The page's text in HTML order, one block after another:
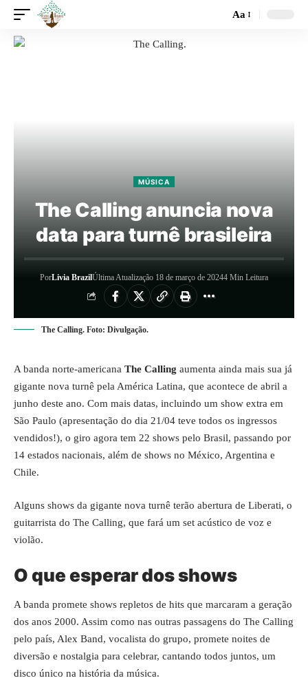
Aa
MÚSICA
The Calling anuncia nova
data para turnê brasileira
PorLivia BrazilÚltima Atualização 18 de março de 20244 Min Leitura
The Calling. Foto: Divulgação.
A banda norte-americana The Calling aumenta ainda mais sua já
gigante nova turnê pela América Latina, que acontece de abril a
junho deste ano. Com mais datas, incluindo um show extra em
São Paulo (apresentação do dia 21/04 teve todos os ingressos
vendidos!), o giro agora tem 22 shows pelo Brasil, passando por
14 estados nacionais, além de shows no México, Argentina e
Chile.
Alguns shows da gigante nova turnê terão abertura de Liberati, o
guitarrista do The Calling, que fará um set acústico de voz e
violão.
O que esperar dos shows
A banda promete shows repletos de hits que marcaram a geração
dos anos 2000. Assim como nas outras passagens do The Calling
pelo país, Alex Band, vocalista do grupo, promete noites de
diversão e nostalgia para celebrar, cantando todos juntos, um
disco único na história da música.